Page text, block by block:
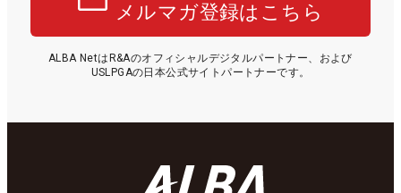
メルマガ登録はこちら
ALBA NetはR&Aのオフィシャルデジタルパートナー、および
USLPGAの日本公式サイトパートナーです。